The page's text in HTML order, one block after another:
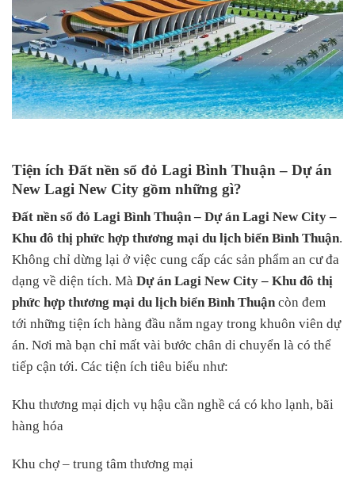
Tiện ích Đất nền sổ đỏ Lagi Bình Thuận – Dự án
New Lagi New City gồm những gì?
Đất nền sổ đỏ Lagi Bình Thuận – Dự án Lagi New City –
Khu đô thị phức hợp thương mại du lịch biển Bình Thuận.
Không chỉ dừng lại ở việc cung cấp các sản phẩm an cư đa
dạng về diện tích. Mà Dự án Lagi New City – Khu đô thị
phức hợp thương mại du lịch biển Bình Thuậncòn đem
tới những tiện ích hàng đầu nằm ngay trong khuôn viên dự
án. Nơi mà bạn chỉ mất vài bước chân di chuyển là có thể
tiếp cận tới. Các tiện ích tiêu biểu như:
Khu thương mại dịch vụ hậu cần nghề cá có kho lạnh, bãi
hàng hóa
Khu chợ – trung tâm thương mại